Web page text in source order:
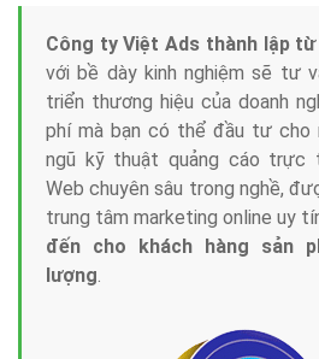
Công ty Việt Ads thành lập từ
với bề dày kinh nghiệm sẽ tư
triển thương hiệu của doanh
phí mà bạn có thể đầu tư cho
ngũ kỹ thuật quảng cáo trực
Web chuyên sâu trong nghề,
trung tâm marketing online uy
đến cho khách hàng sản
lượng.